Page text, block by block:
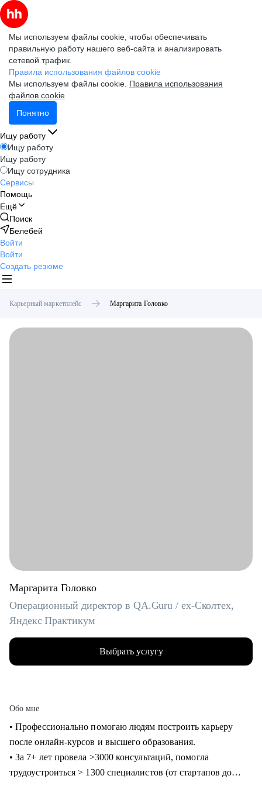
Мы используем файлы cookie, чтобы обеспечивать
правильную работу нашего веб-сайта и анализировать
сетевой трафик.
Правила использования файлов cookie
Мы используем файлы cookie. Правила использования
файлов cookie
Понятно
Ищу работу
Ищу работу
Ищу работу
Ищу сотрудника
Сервисы
Помощь
Ещё
Поиск
Белебей
Войти
Войти
Создать резюме
Карьерный маркетплейс Маргарита Головко
Маргарита Головко
Операционный директор в QA.Guru / ex-Сколтех,
Яндекс Практикум
Выбрать услугу
Обо мне
• Профессионально помогаю людям построить карьеру
после онлайн-курсов и высшего образования.
• За 7+ лет провела >3000 консультаций, помогла
трудоустроиться > 1300 специалистов (от стартапов до